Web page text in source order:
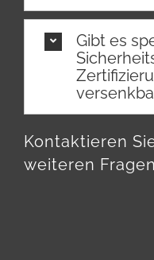
Gibt es
Kontaktieren
weiteren